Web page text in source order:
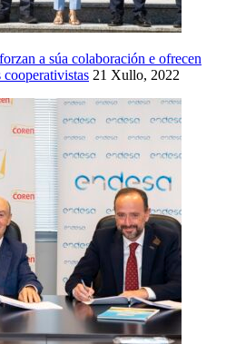
a súa colaboración e ofrecen
cooperativistas 21 Xullo, 2022